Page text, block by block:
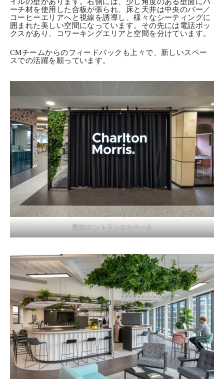
ーチ材を使用した合板が張られ、床と天井は中央のバー／
コーヒーエリアへと視線を誘導し、様々なシーティングに
囲まれた美しい空間になっています。その先には電話ボッ
クスがあり、コワーキングエリアと空間を分けています。
CMチームからのフィードバックも上々で、新しいスペー
スでの活躍を願っています。
受付/エントランススペース